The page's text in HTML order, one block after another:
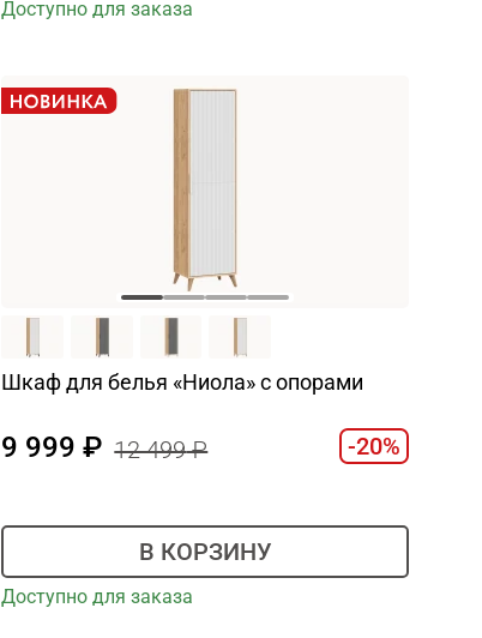
Доступно для заказа
Шкаф для белья «Ниола» с опорами
9 999 12 499 -20%
В КОРЗИНУ
Доступно для заказа